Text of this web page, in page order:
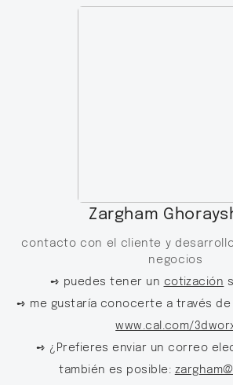
Zargham
contacto con el cliente y
negocios
➺ puedes tener un cotización
➺ me gustaría conocerte a través de
www.cal.com/
➺ ¿Prefieres enviar un correo
también es posible: